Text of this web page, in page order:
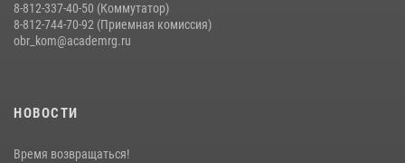
8-812-337-40-50 (Коммутатор)
8-812-744-70-92 (Приемная комиссия)
obr_kom@academrg.ru
НОВОСТИ
Время возвращаться!